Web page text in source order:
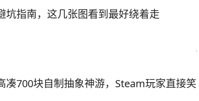
坑指南，这几张图看到最好绕着走
凑700块自制抽象神游，Steam玩家直接笑